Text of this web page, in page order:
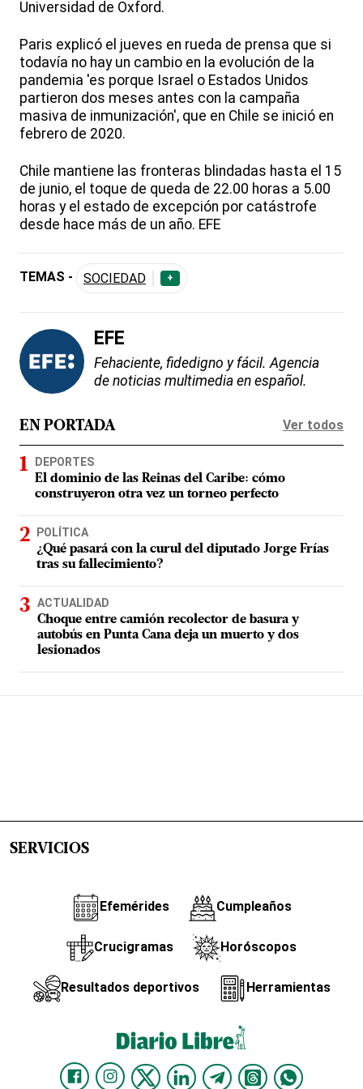
Universidad de Oxford.
Paris explicó el jueves en rueda de prensa que si
todavía no hay un cambio en la evolución de la
pandemia 'es porque Israel o Estados Unidos
partieron dos meses antes con la campaña
masiva de inmunización', que en Chile se inició en
febrero de 2020.
Chile mantiene las fronteras blindadas hasta el 15
de junio, el toque de queda de 22.00 horas a 5.00
horas y el estado de excepción por catástrofe
desde hace más de un año. EFE
TEMAS - SOCIEDAD +
EFE
Fehaciente, fidedigno y fácil. Agencia
de noticias multimedia en español.
EN PORTADA Ver todos
DEPORTES
El dominio de las Reinas del Caribe: cómo
construyeron otra vez un torneo perfecto
POLÍTICA
¿Qué pasará con la curul del diputado Jorge Frías
tras su fallecimiento?
ACTUALIDAD
Choque entre camión recolector de basura y
autobús en Punta Cana deja un muerto y dos
lesionados
SERVICIOS
Efemérides Cumpleaños
Crucigramas Horóscopos
Resultados deportivos Herramientas